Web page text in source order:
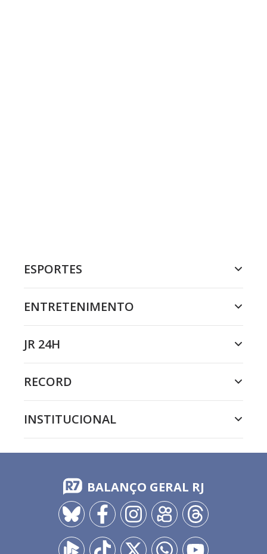
ESPORTES
ENTRETENIMENTO
JR 24H
RECORD
INSTITUCIONAL
BALANÇO GERAL RJ